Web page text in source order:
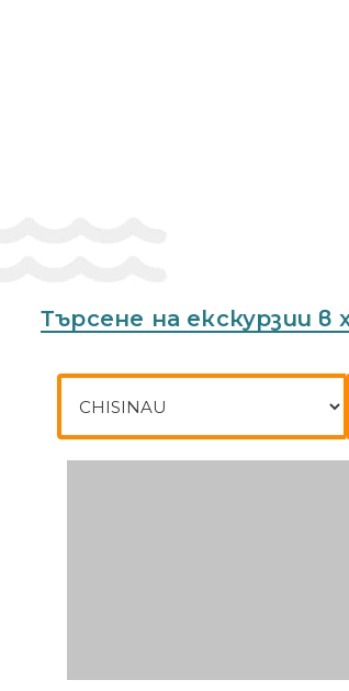
Търсене на екскурзии в